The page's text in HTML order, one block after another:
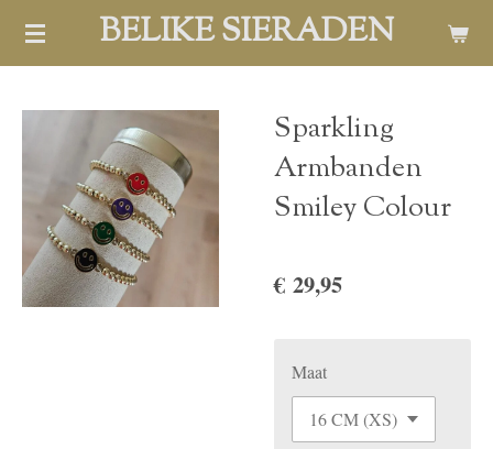
Ga
hoofdinhoud
BELIKE SIERADEN
Sparkling
Armbanden
Smiley Colour
€ 29,95
Maat